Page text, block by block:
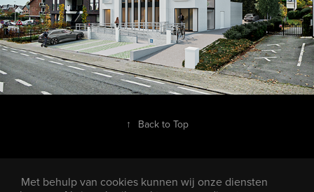
↑ Back to Top
Met behulp van cookies kunnen wij onze diensten